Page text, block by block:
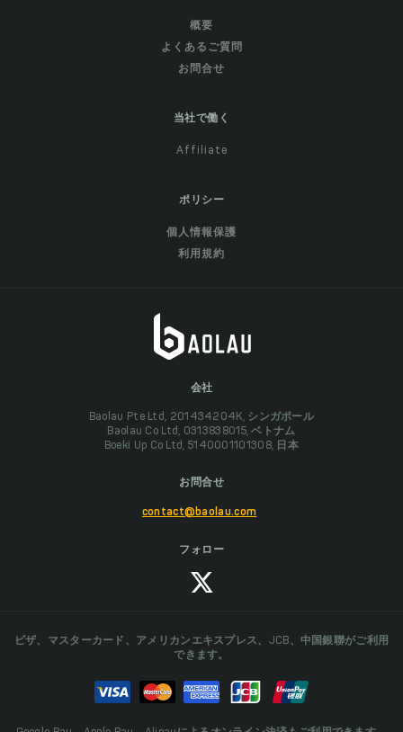
概要
よくあるご質問
お問合せ
当社で働く
Affiliate
ポリシー
個人情報保護
利用規約
会社
Baolau Pte Ltd, 201434204K, シンガポール
Baolau Co Ltd, 0313838015, ベトナム
Boeki Up Co Ltd, 5140001101308, 日本
お問合せ
contact@baolau.com
フォロー
ビザ、マスターカード、アメリカンエキスプレス、JCB、中国銀聯がご利用
できます。